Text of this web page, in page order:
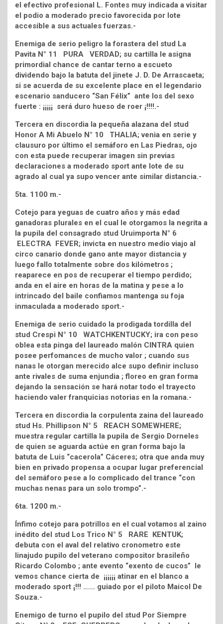
el efectivo profesional L. Fontes muy indicada a visitar
el podio a moderado precio favorecida por lote
accesible a sus actuales fuerzas.-
Enemiga de serio peligro la forastera del stud La
Pavita N° 11 PURA VERDAD; su cartilla le asigna
primordial chance de cantar terno a escueto
dividendo bajo la batuta del jinete J. D. De Arrascaeta;
si se acuerda de su excelente place en el legendario
escenario sanducero “San Félix” ante los del sexo
fuerte : ¡¡¡¡¡ será duro hueso de roer ¡!!!!.-
Tercera en discordia la pequeña alazana del stud
Honor A Mi Abuelo N° 10 THALIA; venia en serie y
clausuro por último el semáforo en Las Piedras, ojo
con esta puede recuperar imagen sin previas
declaraciones a moderado sport ante lote de su
agrado al cual ya supo vencer ante similar distancia.-
5ta. 1100 m.-
Cotejo para yeguas de cuatro años y más edad
ganadoras plurales en el cual le otorgamos la negrita a
la pupila del consagrado stud Uruimporta N° 6
ELECTRA FEVER; invicta en nuestro medio viajo al
circo canario donde gano ante mayor distancia y
luego fallo totalmente sobre dos kilómetros ;
reaparece en pos de recuperar el tiempo perdido;
anda en el aire en horas de la matina y pese a lo
intrincado del baile confiamos mantenga su foja
inmaculada a moderado sport.-
Enemiga de serio cuidado la prodigada tordilla del
stud Crespi N° 10 WATCHKENTUCKY; ira con peso
oblea esta pinga del laureado malón CINTRA quien
posee perfomances de mucho valor ; cuando sus
nanas le otorgan merecido alce supo definir incluso
ante rivales de suma enjundia ; floreo en gran forma
dejando la sensación se hará notar todo el trayecto
haciendo valer franquicias notorias en la romana.-
Tercera en discordia la corpulenta zaina del laureado
stud Hs. Phillipson N° 5 REACH SOMEWHERE;
muestra regular cartilla la pupila de Sergio Dorneles
de quien se aguarda actúe en gran forma bajo la
batuta de Luis “cacerola” Cáceres; otra que anda muy
bien en privado propensa a ocupar lugar preferencial
del semáforo pese a lo complicado del trance “con
muchas nenas para un solo trompo”.-
6ta. 1200 m.-
Ínfimo cotejo para potrillos en el cual votamos al zaino
inédito del stud Los Trico N° 5 RARE KENTUK;
debuta con el aval del relativo cronometro este
linajudo pupilo del veterano compositor brasileño
Ricardo Colombo ; ante evento “exento de cucos” le
vemos chance cierta de ¡¡¡¡¡¡ atinar en el blanco a
moderado sport ¡!!! …… guiado por el piloto Maicol De
Souza.-
Enemigo de turno el pupilo del stud Por Siempre